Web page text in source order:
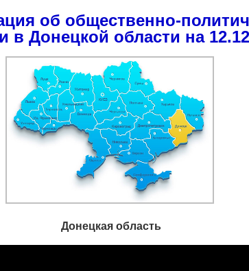
об общественно-
в Донецкой области на
Донецкая область